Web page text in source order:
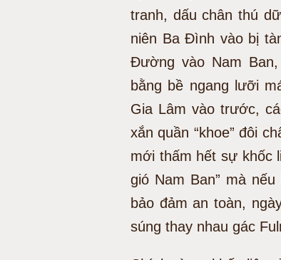
tranh, dấu chân thú
niên Ba Đình vào bị
Đường vào Nam
bằng bề ngang lưỡi
Gia Lâm vào trước,
xắn quần “khoe” đôi
mới thấm hết sự khốc
gió Nam Ban” mà
bảo đảm an toàn,
súng thay nhau gác